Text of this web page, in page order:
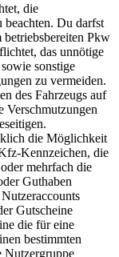
die
beachten. Du darfst
betriebsbereiten Pkw
das unnötige
sonstige
zu vermeiden.
des Fahrzeugs auf
Verschmutzungen
die Möglichkeit
Kennzeichen, die
mehrfach die
Guthaben
Gutscheine
die für eine
bestimmten
Nutzergruppe